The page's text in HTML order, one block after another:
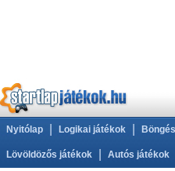
Nyitólap Logikai játékok
Lövöldözős játékok Autós játékok